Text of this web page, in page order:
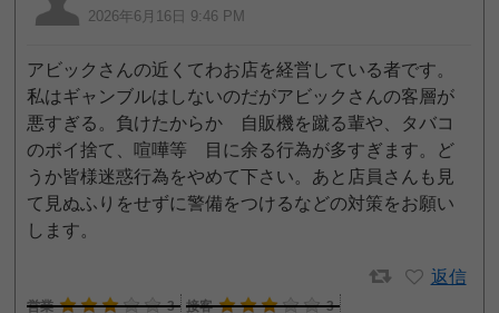
2026年6月16日 9:46 PM
アビックさんの近くてわお店を経営している者です。
私はギャンブルはしないのだがアビックさんの客層が
悪すぎる。負けたからか 自販機を蹴る輩や、タバコ
のポイ捨て、喧嘩等 目に余る行為が多すぎます。ど
うか皆様迷惑行為をやめて下さい。あと店員さんも見
て見ぬふりをせずに警備をつけるなどの対策をお願い
します。
返信
営業 3 接客
3